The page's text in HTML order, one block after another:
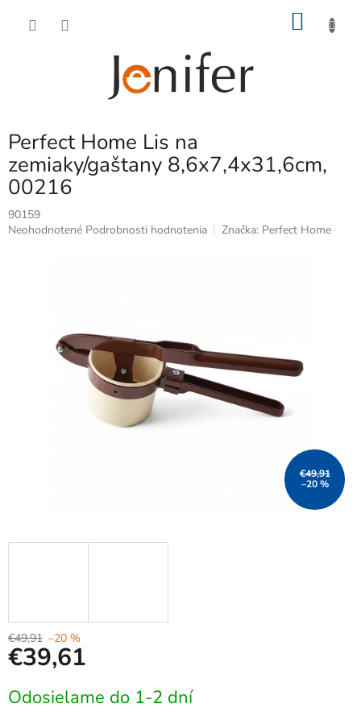
Perfect Home Lis na
zemiaky/gaštany 8,6x7,4x31,6cm,
00216
90159
Priemerné
hviezdičiek.
Neohodnotené Podrobnosti hodnotenia Značka: Perfect Home
€49,91
–20 %
€49,91 –20 %
€39,61
cena:
Odosielame do 1-2 dní